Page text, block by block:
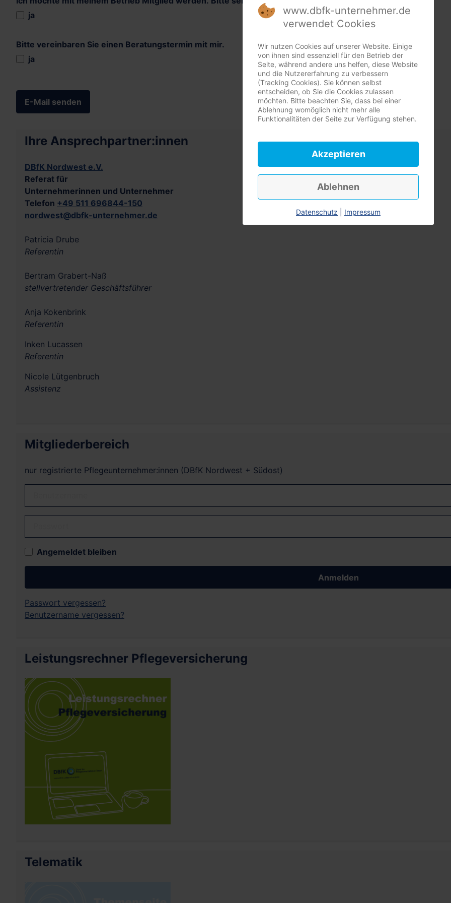
Ich möchte mit meinem Betrieb Mitglied werden. Bitte senden Sie mir die
ja
Bitte vereinbaren Sie einen Beratungstermin mit mir.
Bitte vereinbaren Sie einen Beratungstermin mit mir.
ja
E-Mail senden
Ihre Ansprechpartner:innen
DBfK Nordwest e.V.
Referat für
Unternehmerinnen und Unternehmer
Telefon +49 511 696844-150
nordwest@dbfk-unternehmer.de
Patricia Drube
Referentin
Bertram Grabert-Naß
stellvertretender Geschäftsführer
Anja Kokenbrink
Referentin
Inken Lucassen
Referentin
Nicole Lütgenbruch
Assistenz
Mitgliederbereich
nur registrierte Pflegeunternehmer:innen (DBfK Nordwest + Südost)
Angemeldet bleiben
Anmelden
Passwort vergessen?
Benutzername vergessen?
Leistungsrechner Pflegeversicherung
Telematik
www.dbfk-unternehmer.de
verwendet Cookies
Wir nutzen Cookies auf unserer Website. Einige
von ihnen sind essenziell für den Betrieb der
Seite, während andere uns helfen, diese Website
und die Nutzererfahrung zu verbessern
(Tracking Cookies). Sie können selbst
entscheiden, ob Sie die Cookies zulassen
möchten. Bitte beachten Sie, dass bei einer
Ablehnung womöglich nicht mehr alle
Funktionalitäten der Seite zur Verfügung stehen.
Akzeptieren
Ablehnen
Datenschutz Impressum